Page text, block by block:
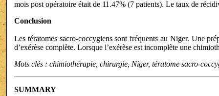
mois post opératoire était de 11.47% (7 patients). Le taux de
Conclusion
Les tératomes sacro-coccygiens sont fréquents au Niger. Une
d’exérèse complète. Lorsque l’exérèse est incomplète une
Mots clés : chimiothérapie, chirurgie, Niger, tératome sacro-
SUMMARY